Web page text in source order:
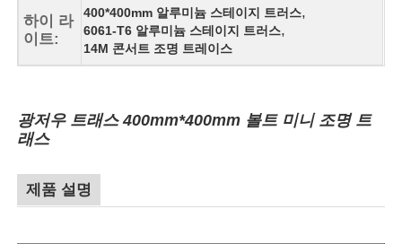
하이 라
이트:
400*400mm 알루미늄 스테이지 트러스,
6061-T6 알루미늄 스테이지 트러스,
14M 콘서트 조명 트레이스
광저우 트래스 400mm*400mm 볼트 미니 조명 트
래스
제품 설명